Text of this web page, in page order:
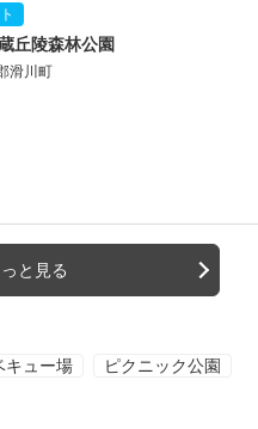
丘陵森林公園
滑川町
と見る
キュー場
ピクニック公園